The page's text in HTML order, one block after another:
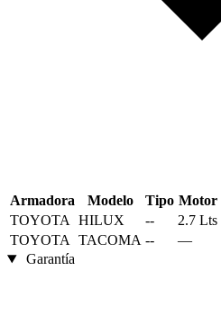
Armadora Modelo Tipo Motor
TOYOTA
HILUX -- 2.7 Lts
TOYOTA
TACOMA -- —
Garantía